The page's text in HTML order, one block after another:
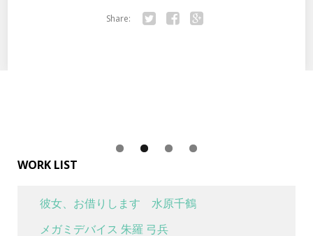
Share:
WORK LIST
彼女、お借りします 水原千鶴
メガミデバイス 朱羅 弓兵